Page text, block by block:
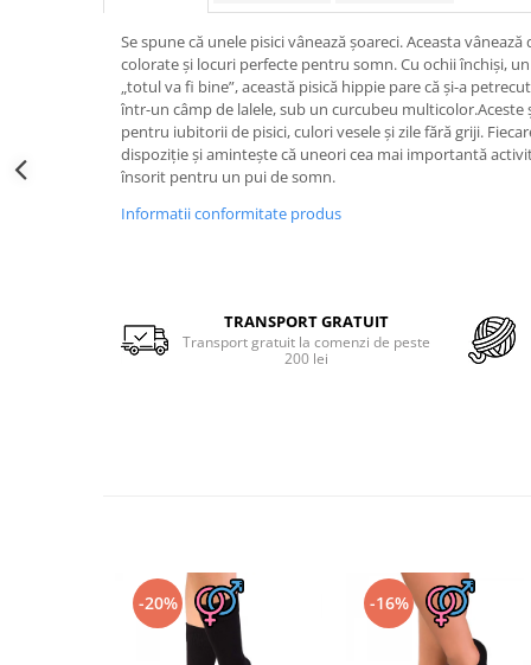
Merino Warm
Cutie Cadou Merino
Sosete sport
Sosete termice
Se spune că unele pisici vânează șoareci. Aceasta
colorate și locuri perfecte pentru somn. Cu ochii închiși,
„totul va fi bine”, această pisică hippie pare că și-a
într-un câmp de lalele, sub un curcubeu multicolor.Aceste
pentru iubitorii de pisici, culori vesele și zile fără griji.
dispoziție și amintește că uneori cea mai importantă
însorit pentru un pui de somn.
Informatii conformitate produs
TRANSPORT GRATUIT
Transport gratuit la comenzi de peste
200 lei
-20% -16%